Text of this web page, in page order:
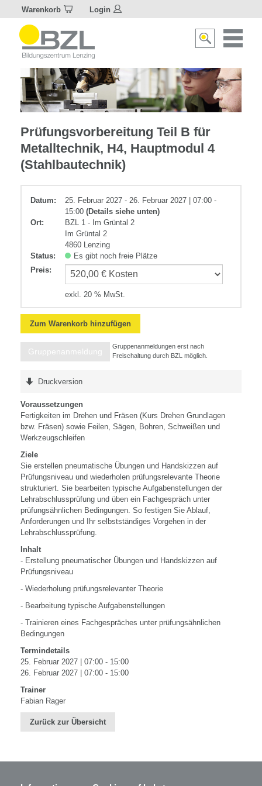
Warenkorb Login
Suche
Metall
Prüfungsvorbereitung Teil B für
Metalltechnik, H4, Hauptmodul 4
(Stahlbautechnik)
Datum:
25. Februar 2027 - 26. Februar 2027 | 07:00 -
15:00 (Details siehe unten)
Ort:
BZL 1 - Im Grüntal 2
Im Grüntal 2
4860 Lenzing
Status:
Es gibt noch freie Plätze
Preis:
exkl. 20 % MwSt.
Zum Warenkorb hinzufügen
Gruppenanmeldung
Gruppenanmeldungen erst nach
Freischaltung durch BZL möglich.
Druckversion
Voraussetzungen
Fertigkeiten im Drehen und Fräsen (Kurs Drehen Grundlagen
bzw. Fräsen) sowie Feilen, Sägen, Bohren, Schweißen und
Werkzeugschleifen
Ziele
Sie erstellen pneumatische Übungen und Handskizzen auf
Prüfungsniveau und wiederholen prüfungsrelevante Theorie
strukturiert. Sie bearbeiten typische Aufgabenstellungen der
Lehrabschlussprüfung und üben ein Fachgespräch unter
prüfungsähnlichen Bedingungen. So festigen Sie Ablauf,
Anforderungen und Ihr selbstständiges Vorgehen in der
Lehrabschlussprüfung.
Inhalt
- Erstellung pneumatischer Übungen und Handskizzen auf
Prüfungsniveau
- Wiederholung prüfungsrelevanter Theorie
- Bearbeitung typische Aufgabenstellungen
- Trainieren eines Fachgespräches unter prüfungsähnlichen
Bedingungen
Termindetails
25. Februar 2027 | 07:00 - 15:00
26. Februar 2027 | 07:00 - 15:00
Trainer
Fabian Rager
Zurück zur Übersicht